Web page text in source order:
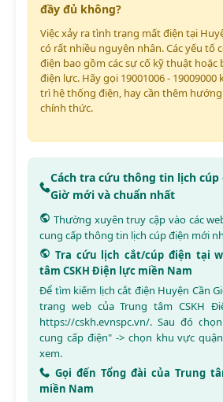
đầy đủ không?
Việc xảy ra tình trạng mất điện tại
có rất nhiều nguyên nhân. Các yếu tố
điện bao gồm các sự cố kỹ thuật hoặc
điện lực. Hãy gọi 19001006 - 19009000
trì hệ thống điện, hay cần thêm
chính thức.
Cách tra cứu thông tin lịch cúp
Giờ mới và chuẩn nhất
Thường xuyên truy cập vào các
cung cấp thông tin lịch cúp điện mới
Tra cứu lịch cắt/cúp điện tại
tâm CSKH Điện lực miền Nam
Để tìm kiếm lịch cắt điện Huyện Cần
trang web của Trung tâm CSKH
https://cskh.evnspc.vn/. Sau đó
cung cấp điện" -> chọn khu vực
xem.
Gọi đến Tổng đài của Trung
miền Nam